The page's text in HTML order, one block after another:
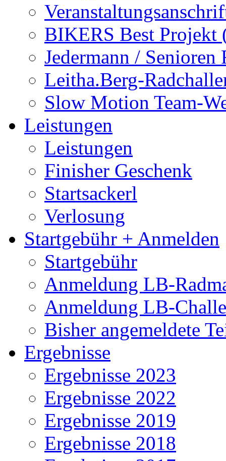
BIKERS Best Projekt
Jedermann / Senioren
Leitha.Berg-
Slow Motion Team-
Leistungen
Leistungen
Finisher Geschenk
Startsackerl
Verlosung
Startgebühr + Anmelden
Startgebühr
Anmeldung LB-
Anmeldung LB-
Bisher angemeldete
Ergebnisse
Ergebnisse 2023
Ergebnisse 2022
Ergebnisse 2019
Ergebnisse 2018